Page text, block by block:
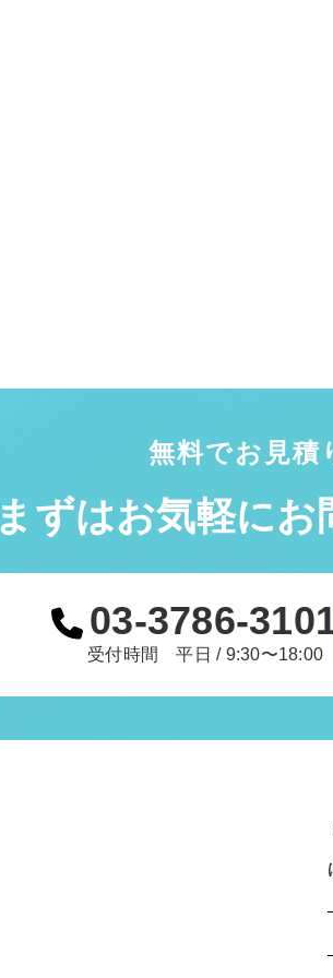
無料でお見積
まずはお気軽にお
03-3786-
受付時間 平日 / 9:30〜18:00